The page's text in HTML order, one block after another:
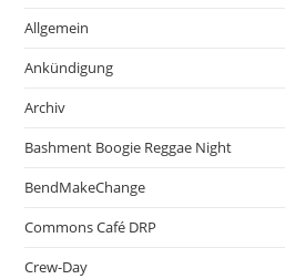
Allgemein
Ankündigung
Archiv
Bashment Boogie Reggae Night
BendMakeChange
Commons Café DRP
Crew-Day